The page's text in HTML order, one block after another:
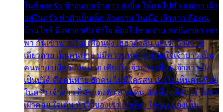
ในห้องครัว ข้างนอกเจ้าสาว ส่งยิ้ม ให้คนไปทั่ว แต่เรา เฝ้า
อยู่ในครัว ทำตัวเป็นเด็ก ล้างจาน ในเมื่อ เจ้าสาว คือคน
บ้านใกล้ พึ่งพาอาศัย จำใจ ต้องไปช่วยงาน พอถึงเวลา เขา
พา กันเข้าพาขวัญ เพื่อนฝูง เฮฮาดังลั่น แต่เราล้างจาน
เดียวดาย เป็นคนพ่าย บ่มีความหมาย เคียงใจเจ้าบ่าว เป็น
คนพ่าย บ่มีความหมาย เคียงใจเจ้าบ่าว เพื่อนเจ้าสาว ยัง
เป็นบ่ได้ คือคนพ่าย ฮักคน ไม่มีใครสน เขาไม่เห็นคน ที่อยู่
ในครัว เจ้าสาว ก็มัวแต่งตัว สวยเด่น นั่งเคียงเจ้าบ่าว ที่เขา
เฝ้าคอย ใจเต้น หัวใจของเรา ลำเค็ญ ใครจะมองเห็น